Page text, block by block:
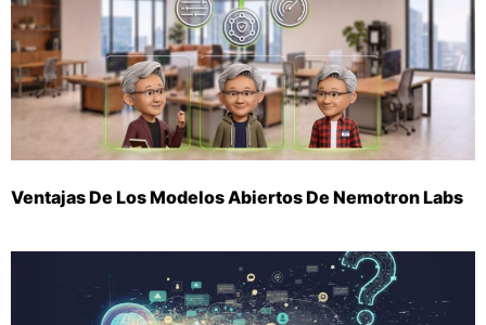
Ventajas De Los Modelos Abiertos De Nemotron Labs